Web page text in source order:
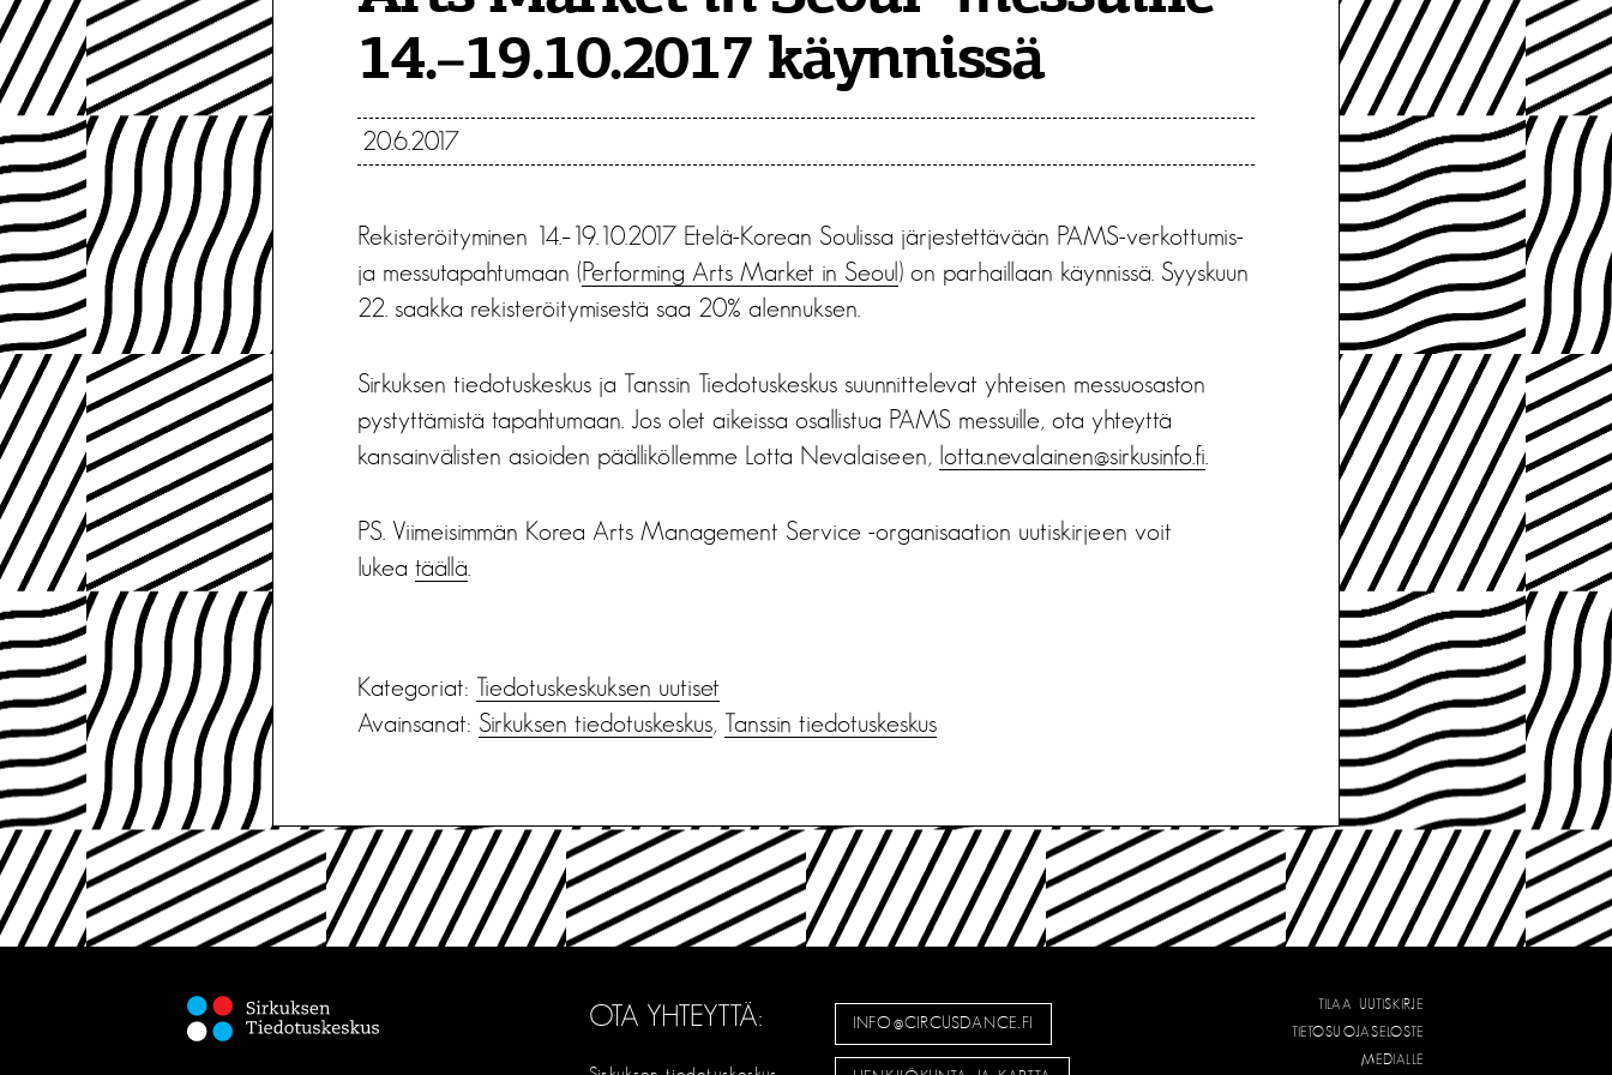
14.–19.10.2017 käynnissä
20.6.2017
Rekisteröityminen 14.–19.10.2017 Etelä-Korean Soulissa järjestettävään PAMS-verkottumis-
ja messutapahtumaan (Performing Arts Market in Seoul) on parhaillaan käynnissä. Syyskuun
22. saakka rekisteröitymisestä saa 20% alennuksen.
Sirkuksen tiedotuskeskus ja Tanssin Tiedotuskeskus suunnittelevat yhteisen messuosaston
pystyttämistä tapahtumaan. Jos olet aikeissa osallistua PAMS messuille, ota yhteyttä
kansainvälisten asioiden päälliköllemme Lotta Nevalaiseen, lotta.nevalainen@sirkusinfo.fi
PS. Viimeisimmän Korea Arts Management Service -organisaation uutiskirjeen voit
lukea täällä
Kategoriat: Tiedotus­keskuksen uutiset
Avainsanat: Sirkuksen tiedotuskeskus, Tanssin tiedotuskeskus
OTA YHTEYTTÄ: INFO@CIRCUSDANCE.FI
TILAA UUTISKIRJE
TIETOSUOJASELOSTE
MEDIALLE